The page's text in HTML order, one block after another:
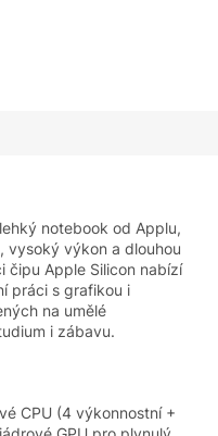
notebook od Applu,
vysoký výkon a dlouhou
čipu Apple Silicon nabízí
práci s grafikou i
na umělé
i zábavu.
CPU (4 výkonnostní +